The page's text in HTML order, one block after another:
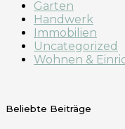
Garten
Handwerk
Immobilien
Uncategorized
Wohnen &
Beliebte Beiträge